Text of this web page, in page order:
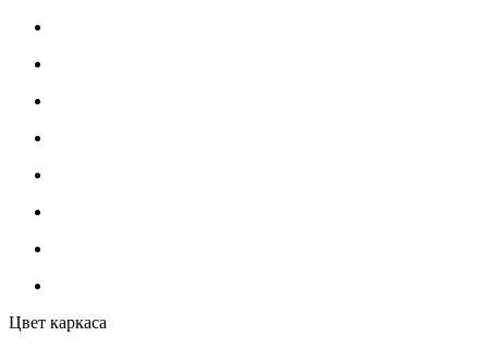
Цвет каркаса